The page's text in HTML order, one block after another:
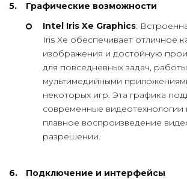
Графические возможности
Intel Iris Xe Graphics:
Iris Xe обеспечивает отличное
изображения и достойную
для повседневных задач,
мультимедийными
некоторых игр. Эта графика
современные видеотехнологии
плавное воспроизведение
разрешении.
Подключение и интерфейсы